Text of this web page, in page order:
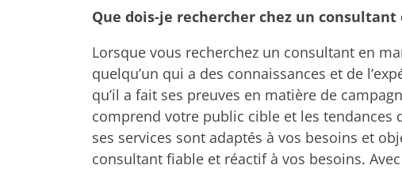
Que dois-je rechercher chez un
Lorsque vous recherchez un consultant en
quelqu’un qui a des connaissances et de
qu’il a fait ses preuves en matière de
comprend votre public cible et les tendances
ses services sont adaptés à vos besoins et
consultant fiable et réactif à vos besoins.